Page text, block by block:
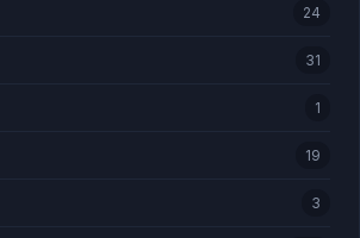
24
31
1
19
3